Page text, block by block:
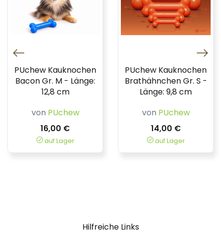
PUchew Kauknochen
Bacon Gr. M - Länge:
12,8 cm
von PUchew
16,00 €
auf Lager
PUchew Kauknochen
Brathähnchen Gr. S -
Länge: 9,8 cm
von PUchew
14,00 €
auf Lager
Hilfreiche Links